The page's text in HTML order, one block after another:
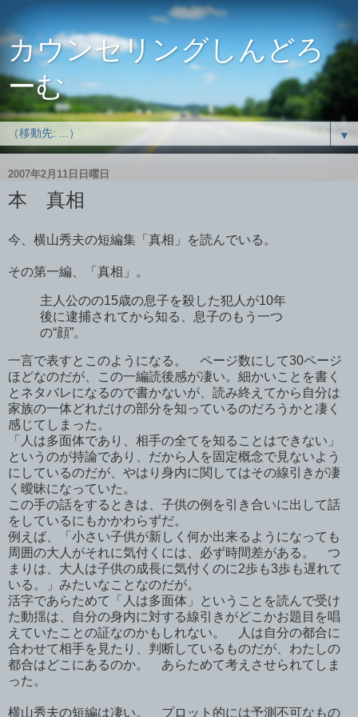
カウンセリングしんどろ
ーむ
▼
2007年2月11日日曜日
本 真相
今、横山秀夫の短編集「真相」を読んでいる。
その第一編、「真相」。
主人公のの15歳の息子を殺した犯人が10年
後に逮捕されてから知る、息子のもう一つ
の“顔”。
一言で表すとこのようになる。 ページ数にして30ページ
ほどなのだが、この一編読後感が凄い。細かいことを書く
とネタバレになるので書かないが、読み終えてから自分は
家族の一体どれだけの部分を知っているのだろうかと凄く
感じてしまった。
「人は多面体であり、相手の全てを知ることはできない」
というのが持論であり、だから人を固定概念で見ないよう
にしているのだが、やはり身内に関してはその線引きが凄
く曖昧になっていた。
この手の話をするときは、子供の例を引き合いに出して話
をしているにもかかわらずだ。
例えば、「小さい子供が新しく何か出来るようになっても
周囲の大人がそれに気付くには、必ず時間差がある。 つ
まりは、大人は子供の成長に気付くのに2歩も3歩も遅れて
いる。」みたいなことなのだが。
活字であらためて「人は多面体」ということを読んで受け
た動揺は、自分の身内に対する線引きがどこかお題目を唱
えていたことの証なのかもしれない。 人は自分の都合に
合わせて相手を見たり、判断しているものだが、わたしの
都合はどこにあるのか。 あらためて考えさせられてしま
った。
横山秀夫の短編は凄い。 プロット的には予測不可なもの